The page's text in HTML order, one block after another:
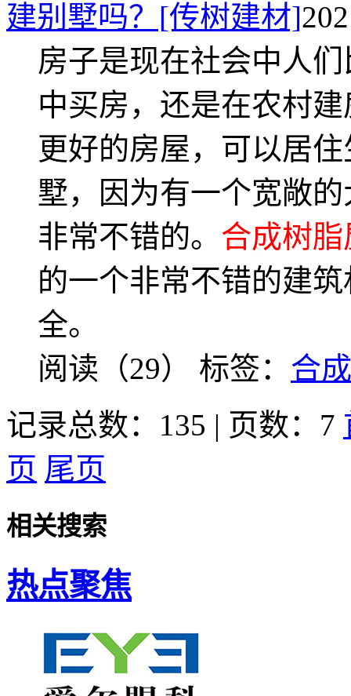
建别墅吗？[传树建材]
房子是现在社会中人
中买房，还是在农村
更好的房屋，可以居
墅，因为有一个宽敞
非常不错的。 合成树
的一个非常不错的建
全。
阅读（29） 标签： 合
记录总数：135 | 页数：7
页 尾页
相关搜索
热点聚焦